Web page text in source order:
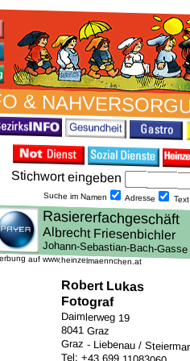
&
Stich­wort ein­geben
Suche im Namen Adresse Text
auf www.heinzelmaennchen.at
Robert Lukas
Fotograf
Daimlerweg 19
8041 Graz
Graz - Liebenau /